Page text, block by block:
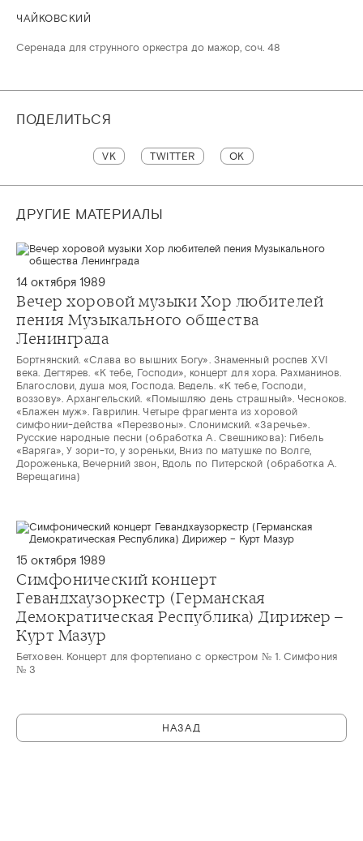
ЧАЙКОВСКИЙ
Серенада для струнного оркестра до мажор, соч. 48
ПОДЕЛИТЬСЯ
VK TWITTER OK
ДРУГИЕ МАТЕРИАЛЫ
14 октября 1989
Вечер хоровой музыки Хор любителей
пения Музыкального общества
Ленинграда
Бортнянский. «Слава во вышних Богу». Знаменный роспев XVI
века. Дегтярев. «К тебе, Господи», концерт для хора. Рахманинов.
Благослови, душа моя, Господа. Ведель. «К тебе, Господи,
воззову». Архангельский. «Помышляю день страшный». Чесноков.
«Блажен муж». Гаврилин. Четыре фрагмента из хоровой
симфонии-действа «Перезвоны». Слонимский. «Заречье».
Русские народные песни (обработка А. Свешникова): Гибель
«Варяга», У зори-то, у зореньки, Вниз по матушке по Волге,
Дороженька, Вечерний звон, Вдоль по Питерской (обработка А.
Верещагина)
15 октября 1989
Симфонический концерт
Гевандхаузоркестр (Германская
Демократическая Республика) Дирижер –
Курт Мазур
Бетховен. Концерт для фортепиано с оркестром № 1. Симфония
№ 3
НАЗАД